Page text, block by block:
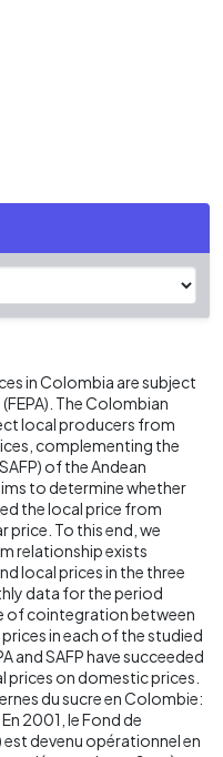
in Colombia are subject
The Colombian
local producers from
complementing the
of the Andean
to determine whether
the local price from
To this end, we
relationship exists
local prices in the three
data for the period
of cointegration between
in each of the studied
and SAFP have succeeded
on domestic prices.
du sucre en Colombie:
2001, le Fond de
est devenu opérationnel en